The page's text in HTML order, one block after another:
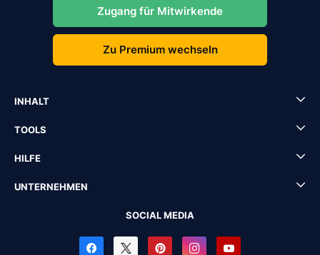
Zugang für Mitwirkende
Zu Premium wechseln
INHALT
TOOLS
HILFE
UNTERNEHMEN
SOCIAL MEDIA